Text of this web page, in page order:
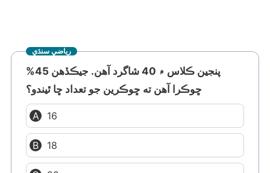
رياضي سنڌي
پنجين ڪلاس ۾ 40 شاگرد آهن. جيڪڏهن 45%
ڇوڪرا آهن ته ڇوڪرين جو تعداد ڇا ٿيندو؟
16
18